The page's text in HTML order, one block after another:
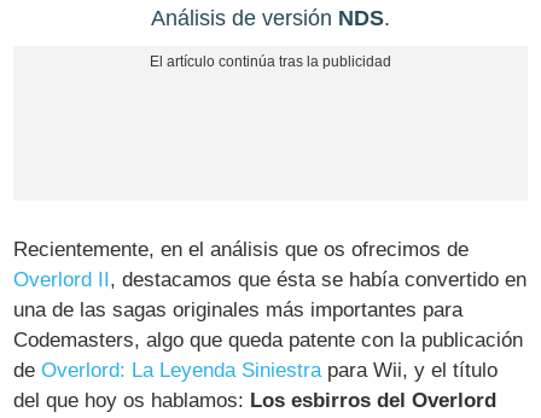
Análisis de versión NDS.
Recientemente, en el análisis que os ofrecimos de
Overlord II , destacamos que ésta se había convertido en
una de las sagas originales más importantes para
Codemasters, algo que queda patente con la publicación
deOverlord: La Leyenda Siniestrapara Wii, y el título
del que hoy os hablamos: Los esbirros del Overlord